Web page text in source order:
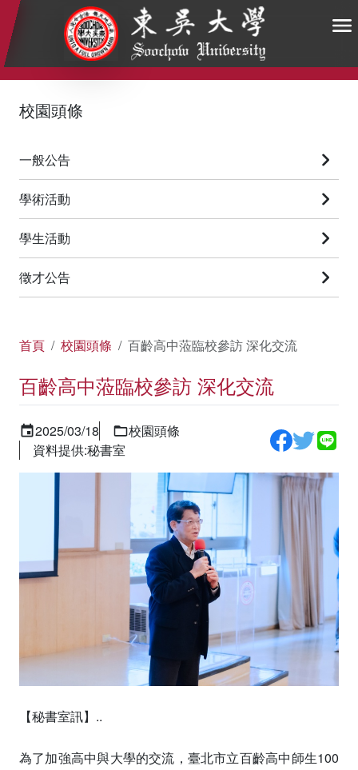
:::
校園頭條
一般公告
學術活動
學生活動
徵才公告
首頁 校園頭條 百齡高中蒞臨校參訪 深化交流
百齡高中蒞臨校參訪 深化交流
2025/03/18
校園頭條
資料提供:秘書室
【秘書室訊】..
為了加強高中與大學的交流，臺北市立百齡高中師生100